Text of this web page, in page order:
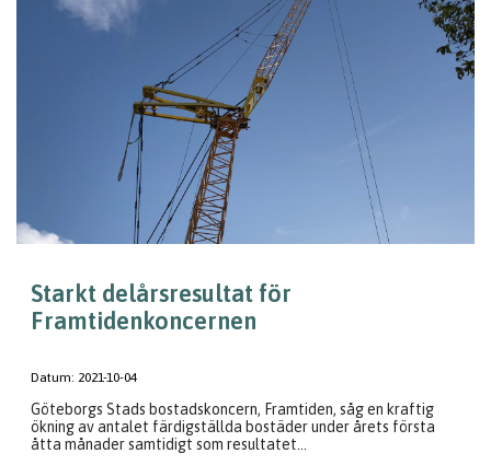
Starkt delårsresultat för
Framtidenkoncernen
Datum: 2021-10-04
Göteborgs Stads bostadskoncern, Framtiden, såg en kraftig
ökning av antalet färdigställda bostäder under årets första
åtta månader samtidigt som resultatet...